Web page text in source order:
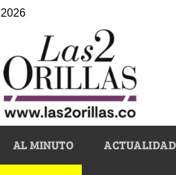
AL MINUTO ACTUALIDAD